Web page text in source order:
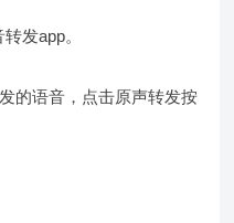
发app。
的语音，点击原声转发按